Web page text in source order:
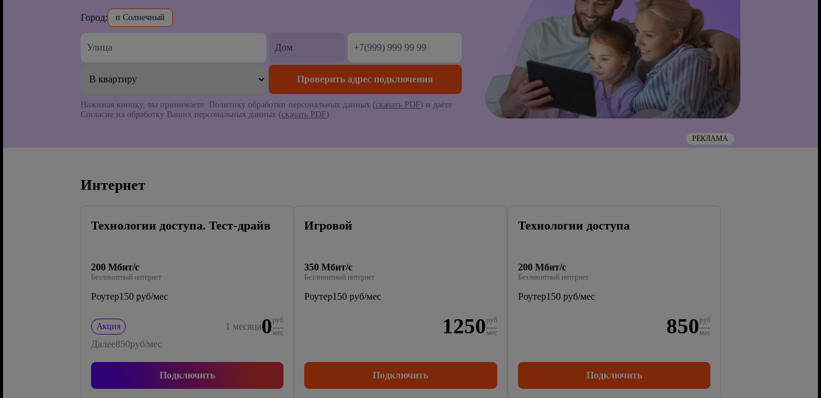
Город: п Солнечный
Нажимая кнопку, вы принимаете Политику обработки персональных данных (скачать PDF) и даёте
Согласие на обработку Ваших персональных данных (скачать PDF)
РЕКЛАМА
Интернет
Технологии доступа. Тест-драйв
200 Мбит/с
Безлимитный интернет
Роутер150 руб/мес
Акция 1 месяца0руб
мес
Далее850руб/мес
Подключить
Игровой
350 Мбит/с
Безлимитный интернет
Роутер150 руб/мес
1250 руб
мес
Подключить
Технологии доступа
200 Мбит/с
Безлимитный интернет
Роутер150 руб/мес
850 руб
мес
Подключить